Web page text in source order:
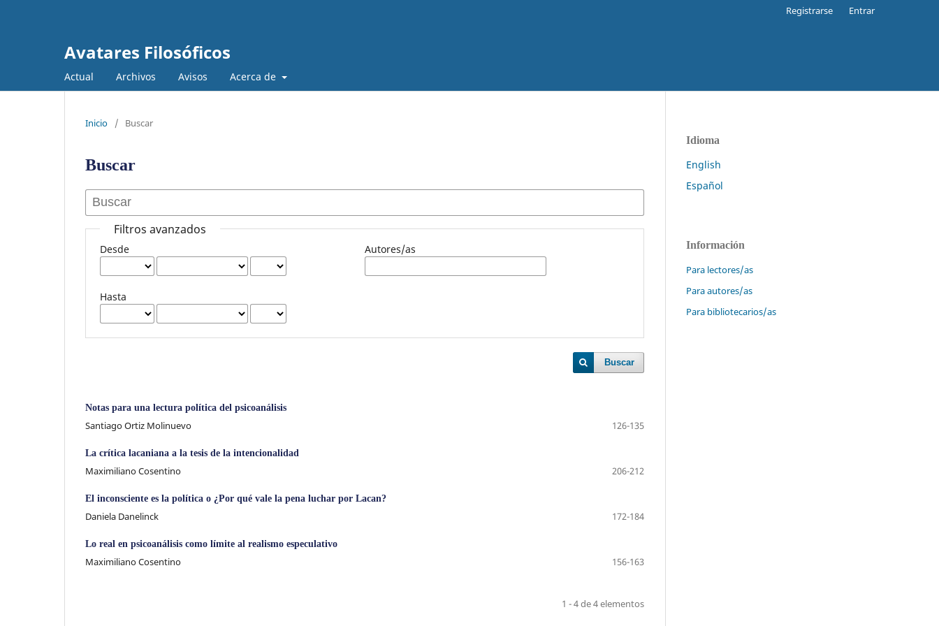
Avatares Filosóficos
Actual Archivos Avisos Acerca de
Registrarse Entrar
Inicio / Buscar
Buscar
Filtros avanzados
Desde
Hasta
Autores/as
Buscar
Notas para una lectura política del psicoanálisis
Santiago Ortiz Molinuevo 126-135
La crítica lacaniana a la tesis de la intencionalidad
Maximiliano Cosentino 206-212
El inconsciente es la política o ¿Por qué vale la pena luchar por Lacan?
Daniela Danelinck 172-184
Lo real en psicoanálisis como límite al realismo especulativo
Maximiliano Cosentino 156-163
1 - 4 de 4 elementos
Idioma
English
Español
Información
Para lectores/as
Para autores/as
Para bibliotecarios/as